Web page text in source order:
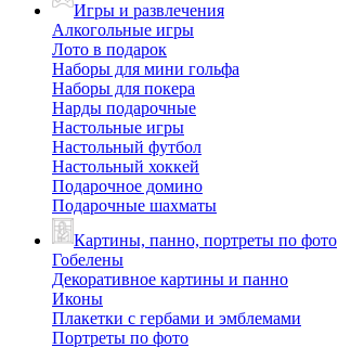
Игры и развлечения
Алкогольные игры
Лото в подарок
Наборы для мини гольфа
Наборы для покера
Нарды подарочные
Настольные игры
Настольный футбол
Настольный хоккей
Подарочное домино
Подарочные шахматы
Картины, панно, портреты по фото
Гобелены
Декоративное картины и панно
Иконы
Плакетки с гербами и эмблемами
Портреты по фото